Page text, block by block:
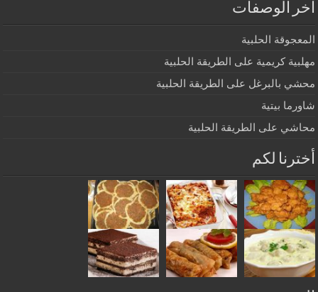
آخر الوصفات
المعجوقة الحلبية
مهلبية كريمية على الطريقة الحلبية
محشي بالبرغل على الطريقة الحلبية
شاورما بيتية
محاشي على الطريقة الحلبية
أخترنا لكم